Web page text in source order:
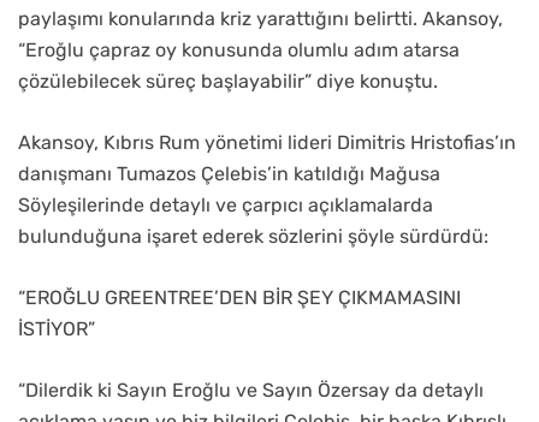
paylaşımı konularında kriz yarattığını belirtti. Akansoy,
“Eroğlu çapraz oy konusunda olumlu adım atarsa
çözülebilecek süreç başlayabilir” diye konuştu.
Akansoy, Kıbrıs Rum yönetimi lideri Dimitris Hristofias’ın
danışmanı Tumazos Çelebis’in katıldığı Mağusa
Söyleşilerinde detaylı ve çarpıcı açıklamalarda
bulunduğuna işaret ederek sözlerini şöyle sürdürdü:
“EROĞLU GREENTREE’DEN BİR ŞEY ÇIKMAMASINI
İSTİYOR”
“Dilerdik ki Sayın Eroğlu ve Sayın Özersay da detaylı